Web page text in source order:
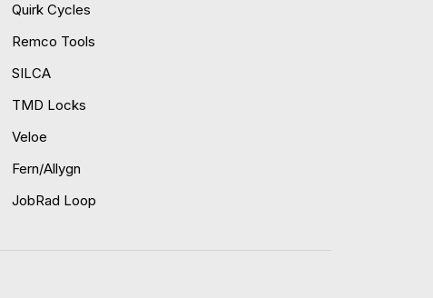
Quirk Cycles
Remco Tools
SILCA
TMD Locks
Veloe
Fern/Allygn
JobRad Loop